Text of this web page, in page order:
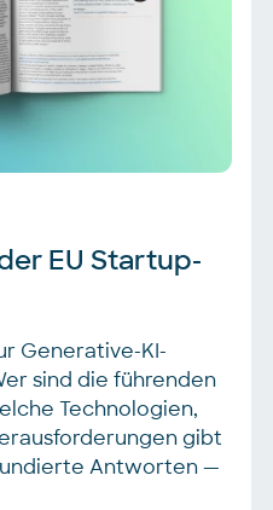
EU Startup-
Generative-KI-
sind die führenden
Technologien,
gibt
Antworten —